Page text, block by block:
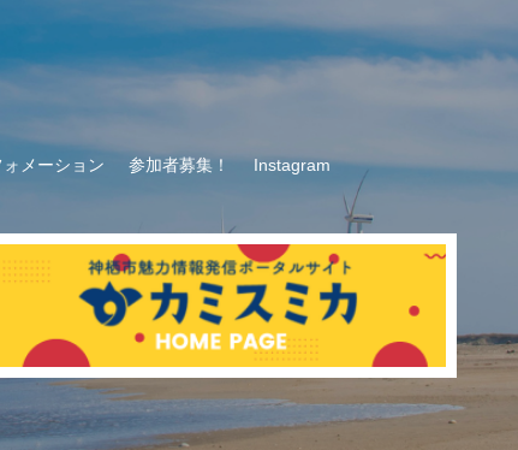
ォメーション 参加者募集！ Instagram